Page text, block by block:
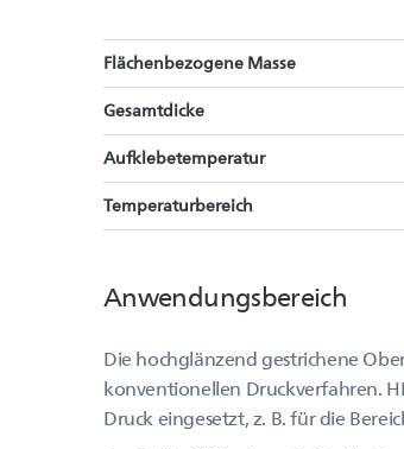
Flächenbezogene Masse
Gesamtdicke
Aufklebetemperatur
Temperaturbereich
Anwendungsbereich
Die hochglänzend gestrichene
konventionellen Druckverfahren.
Druck eingesetzt, z. B. für die